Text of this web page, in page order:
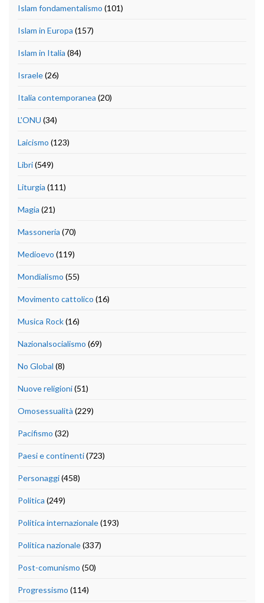
Islam fondamentalismo (101)
Islam in Europa (157)
Islam in Italia (84)
Israele(26)
Italia contemporanea (20)
L'ONU (34)
Laicismo (123)
Libri(549)
Liturgia (111)
Magia (21)
Massoneria (70)
Medioevo (119)
Mondialismo (55)
Movimento cattolico (16)
Musica Rock(16)
Nazionalsocialismo (69)
No Global (8)
Nuove religioni(51)
Omosessualità (229)
Pacifismo (32)
Paesi e continenti(723)
Personaggi(458)
Politica (249)
Politica internazionale(193)
Politica nazionale(337)
Post-comunismo (50)
Progressismo (114)